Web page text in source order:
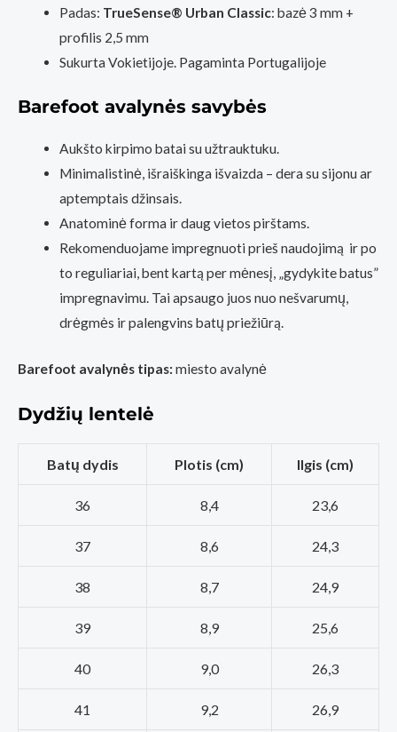
Padas: TrueSense® Urban Classic: bazė 3 mm +
profilis 2,5 mm
Sukurta Vokietijoje. Pagaminta Portugalijoje
Barefoot avalynės savybės
Aukšto kirpimo batai su užtrauktuku.
Minimalistinė, išraiškinga išvaizda – dera su sijonu ar
aptemptais džinsais.
Anatominė forma ir daug vietos pirštams.
Rekomenduojame impregnuoti prieš naudojimą ir po
to reguliariai, bent kartą per mėnesį, „gydykite batus”
impregnavimu. Tai apsaugo juos nuo nešvarumų,
drėgmės ir palengvins batų priežiūrą.
Barefoot avalynės tipas: miesto avalynė
Dydžių lentelė
Batų dydis Plotis (cm) Ilgis (cm)
36 8,4 23,6
37 8,6 24,3
38 8,7 24,9
39 8,9 25,6
40 9,0 26,3
41 9,2 26,9